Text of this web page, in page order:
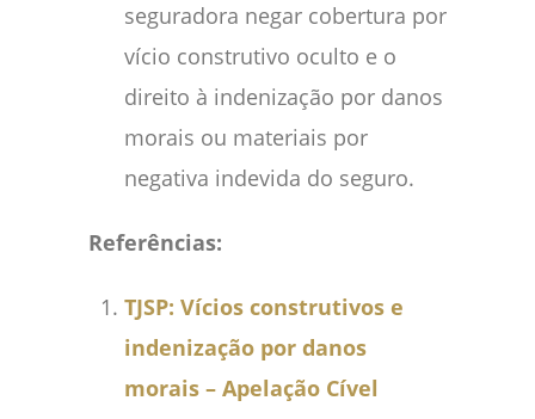
seguradora negar cobertura por
vício construtivo oculto e o
direito à indenização por danos
morais ou materiais por
negativa indevida do seguro.
Referências:
TJSP: Vícios construtivos e
indenização por danos
morais – Apelação Cível